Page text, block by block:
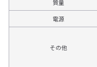
質量
電源
その他